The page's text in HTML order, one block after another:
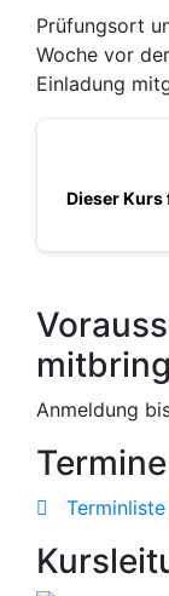
Prüfungsort
Woche vor
Einladung
Dieser Kurs
Anmeldung
Termine